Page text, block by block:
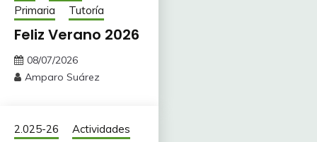
Primaria
Tutoría
Feliz Verano 2026
08/07/2026
Amparo Suárez
2.025-26 Actividades